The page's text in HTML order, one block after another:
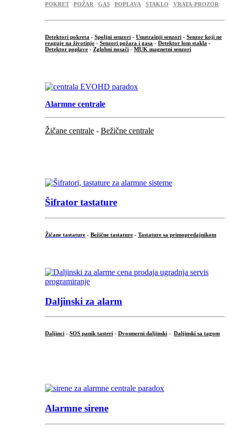
POKRET POŽAR GAS POPLAVA STAKLO VRATA-PROZOR
Detektori pokreta - Spoljni senzori - Unutrašnji senzori - Senzor koji ne
reaguje na životinje - Senzori požara i gasa - Detektor lom stakla -
Detektor poplave - Zglobni nosači - MUK magnetni senzori
Alarmne centrale
Žičane centrale - Bežične centrale
Šifrator tastature
Žičane tastature - Bežične tastature - Tastature sa primopredajnikom
Daljinski za alarm
Daljinci - SOS panik tasteri - Dvosmerni daljinski - Daljinski sa tagom
Alarmne sirene